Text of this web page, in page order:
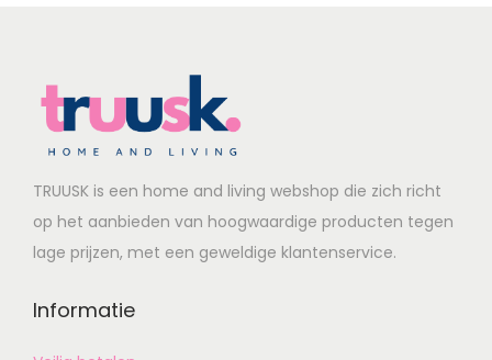
TRUUSK is een home and living webshop die zich richt
op het aanbieden van hoogwaardige producten tegen
lage prijzen, met een geweldige klantenservice.
Informatie